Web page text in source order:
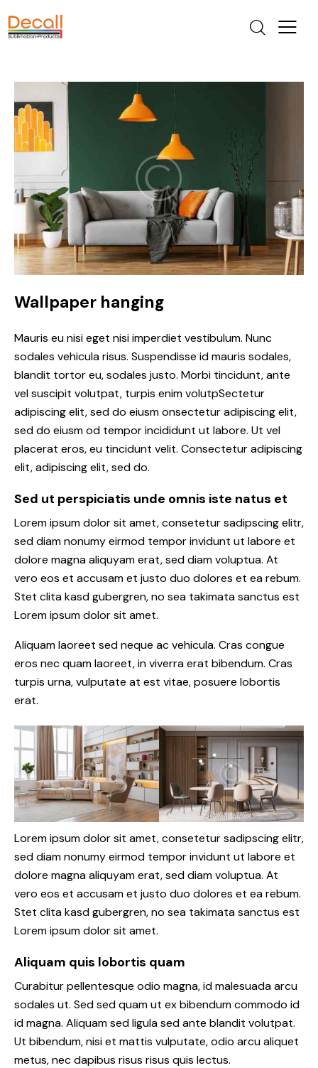
Wallpaper hanging
Mauris eu nisi eget nisi imperdiet vestibulum. Nunc
sodales vehicula risus. Suspendisse id mauris sodales,
blandit tortor eu, sodales justo. Morbi tincidunt, ante
vel suscipit volutpat, turpis enim volutpSectetur
adipiscing elit, sed do eiusm onsectetur adipiscing elit,
sed do eiusm od tempor incididunt ut labore. Ut vel
placerat eros, eu tincidunt velit. Consectetur adipiscing
elit, adipiscing elit, sed do.
Sed ut perspiciatis unde omnis iste natus et
Lorem ipsum dolor sit amet, consetetur sadipscing elitr,
sed diam nonumy eirmod tempor invidunt ut labore et
dolore magna aliquyam erat, sed diam voluptua. At
vero eos et accusam et justo duo dolores et ea rebum.
Stet clita kasd gubergren, no sea takimata sanctus est
Lorem ipsum dolor sit amet.
Aliquam laoreet sed neque ac vehicula. Cras congue
eros nec quam laoreet, in viverra erat bibendum. Cras
turpis urna, vulputate at est vitae, posuere lobortis
erat.
Lorem ipsum dolor sit amet, consetetur sadipscing elitr,
sed diam nonumy eirmod tempor invidunt ut labore et
dolore magna aliquyam erat, sed diam voluptua. At
vero eos et accusam et justo duo dolores et ea rebum.
Stet clita kasd gubergren, no sea takimata sanctus est
Lorem ipsum dolor sit amet.
Aliquam quis lobortis quam
Curabitur pellentesque odio magna, id malesuada arcu
sodales ut. Sed sed quam ut ex bibendum commodo id
id magna. Aliquam sed ligula sed ante blandit volutpat.
Ut bibendum, nisi et mattis vulputate, odio arcu aliquet
metus, nec dapibus risus risus quis lectus.